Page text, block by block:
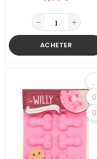
ACHETER